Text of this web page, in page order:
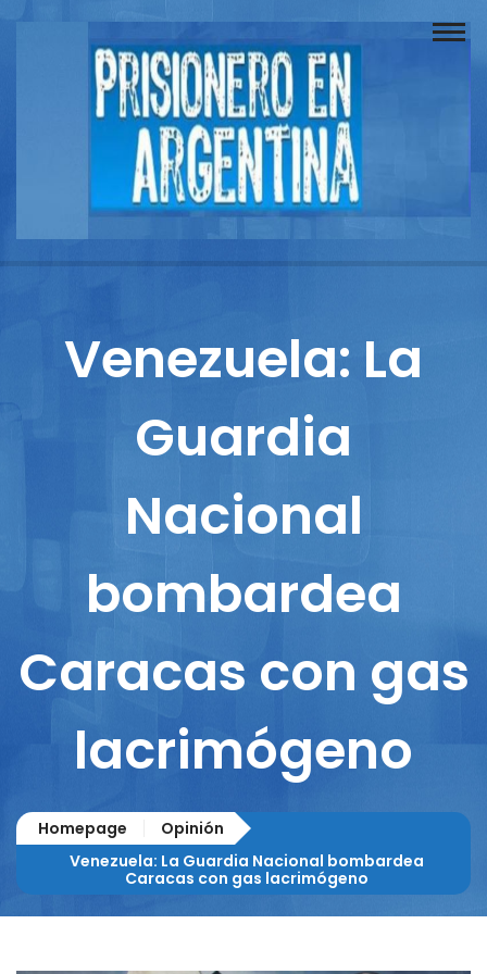
Buscador
Documentos
Reportajes
Venezuela: La
Guardia
Nacional
bombardea
Caracas con gas
lacrimógeno
Homepage
Opinión
Venezuela: La Guardia Nacional bombardea
Caracas con gas lacrimógeno